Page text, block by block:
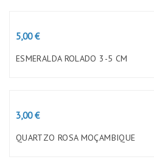
Preço
5,00 €
ESMERALDA ROLADO 3-5 CM
Preço
3,00 €
QUARTZO ROSA MOÇAMBIQUE